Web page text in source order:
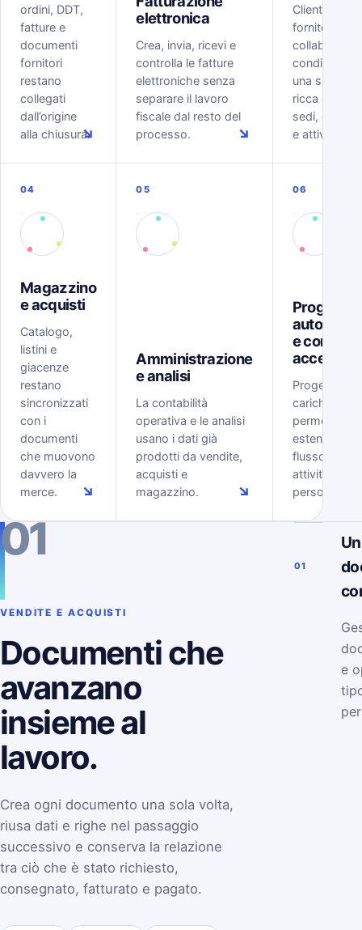
ordini, DDT,
fatture e
documenti
fornitori
restano
collegati
dall’origine
alla chiusura.
↘
elettronica
Crea, invia, ricevi e
controlla le fatture
elettroniche senza
separare il lavoro
fiscale dal resto del
processo.
↘
Clienti, lead,
fornitori e
collaboratori
condividono
una scheda
ricca di
sedi,
e attività.
04
Magazzino
e acquisti
Catalogo,
listini e
giacenze
restano
sincronizzati
con i
documenti
che muovono
davvero la
merce.
↘
05
Amministrazione
e analisi
La contabilità
operativa e le analisi
usano i dati già
prodotti da vendite,
acquisti e
magazzino.
↘
06
Progetti,
e
accessi
Progetti,
carichi,
permessi
estendono il
flusso ERP
attività delle
persone.
01
VENDITE E ACQUISTI
Documenti che
avanzano
insieme al
lavoro.
Crea ogni documento una sola volta,
riusa dati e righe nel passaggio
successivo e conserva la relazione
tra ciò che è stato richiesto,
consegnato, fatturato e pagato.
01
e